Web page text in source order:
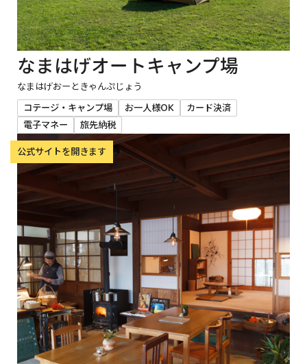
なまはげオートキャンプ場
なまはげおーときゃんぷじょう
コテージ・キャンプ場
お一人様OK
カード決済
電子マネー
旅先納税